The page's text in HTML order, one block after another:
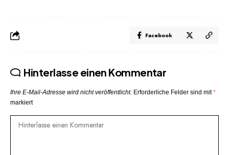
Facebook
Hinterlasse einen Kommentar
Ihre E-Mail-Adresse wird nicht veröffentlicht. Erforderliche Felder sind mit*
markiert